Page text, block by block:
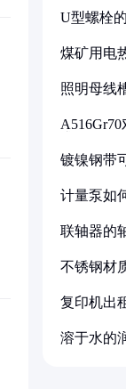
U型螺栓
煤矿用电
照明母线
镀镍钢带
计量泵如
联轴器的
不锈钢材
复印机出
溶于水的